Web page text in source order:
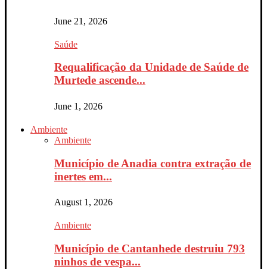
June 21, 2026
Saúde
Requalificação da Unidade de Saúde de
Murtede ascende...
June 1, 2026
Ambiente
Ambiente
Município de Anadia contra extração de
inertes em...
August 1, 2026
Ambiente
Município de Cantanhede destruiu 793
ninhos de vespa...